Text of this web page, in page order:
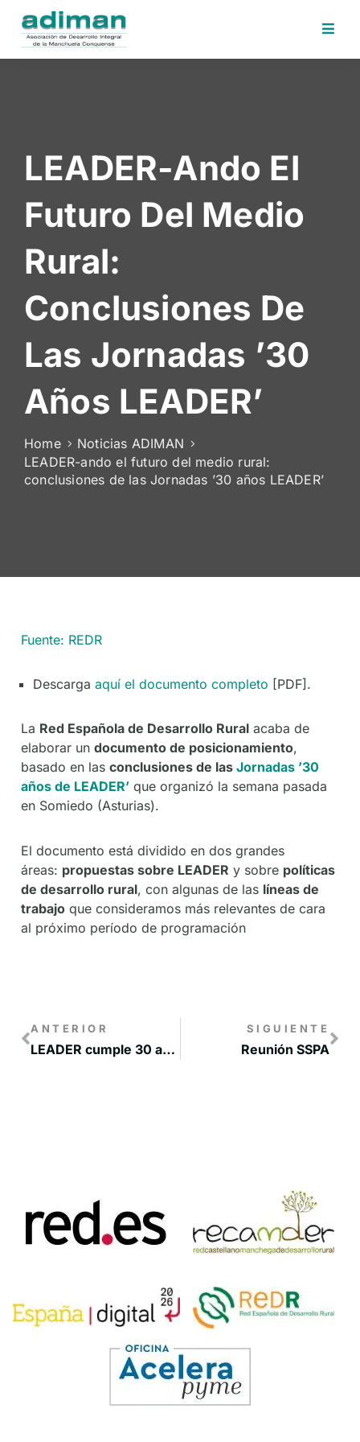
Desafios
Electrónica
Contratante
Noticias
Contacto
Socios
LEADER-Ando El
Futuro Del Medio
Rural:
Conclusiones De
Las Jornadas ’30
Años LEADER’
Home
Noticias ADIMAN
LEADER-ando el futuro del medio rural:
conclusiones de las Jornadas ’30 años LEADER’
Fuente: REDR
Descarga aquí el documento completo [PDF].
La Red Española de Desarrollo Rural acaba de
elaborar un documento de posicionamiento,
basado en las conclusiones de las Jornadas ’30
años de LEADER’ que organizó la semana pasada
en Somiedo (Asturias).
El documento está dividido en dos grandes
áreas: propuestas sobre LEADER y sobre políticas
de desarrollo rural, con algunas de las líneas de
trabajo que consideramos más relevantes de cara
al próximo período de programación
ANTERIOR
LEADER cumple 30 años apostando por el futuro de los territorios rurales
SIGUIENTE
Reunión SSPA